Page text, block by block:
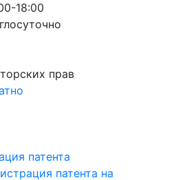
18:00
прав
патента
патента на